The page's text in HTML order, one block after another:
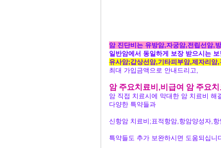
암 진단비는 유방암,자궁암,전립선암,
일반암에서 동일하게 보장 받으시는
유사암;갑상선암,기타피부암,제자리암
최대 가입금액으로 안내드리고,
암 주요치료비,비급여 암 주요
암 직접 치료시에 막대한 암 치료비 해
다양한 특약들과
신항암 치료비;표적항암,항암양성자,
특약들도 추가 보완하시면 도움되십니